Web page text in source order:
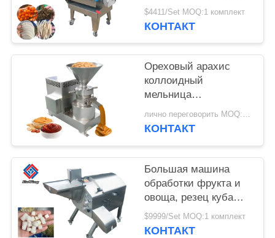
САЙТА
ПОЛИТИКА
КОНФИДЕНЦИАЛЬНОСТИ
для резки
автоматическая
$4411/Set MOQ:1 комплект
КОНТАКТ
Ореховый арахис
коллоидный
мельница
миндальное масло
изготавливая кунжут
лично переговорить MOQ:Один набор
КОНТАКТ
Большая машина
обработки фрукта и
овоща, резец куба
плода Дисинг
$9999/Set MOQ:1 комплект
КОНТАКТ